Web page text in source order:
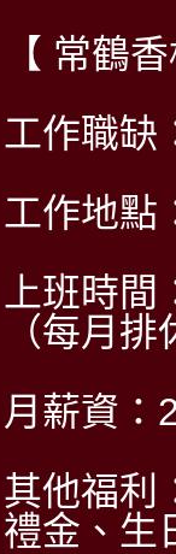
【 常鶴
工作職缺
工作地點
上班時
（每月
月薪資：
其他福利
禮金、生